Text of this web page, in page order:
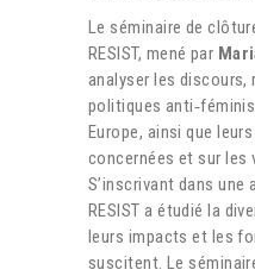
Le séminaire de
RESIST, mené par
analyser les discours,
politiques
Europe, ainsi que leurs
concernées et sur les
S’inscrivant dans une
RESIST a étudié la
leurs impacts et les
suscitent. Le